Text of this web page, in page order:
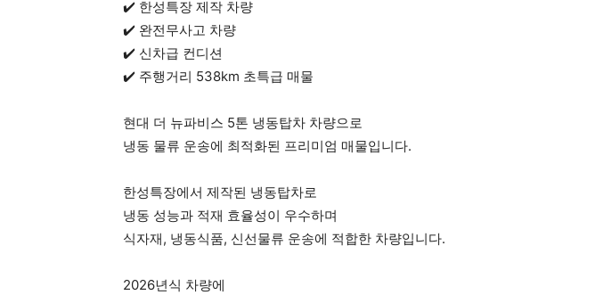
✔️ 한성특장 제작 차량
✔️ 완전무사고 차량
✔️ 신차급 컨디션
✔️ 주행거리 538km 초특급 매물
현대 더 뉴파비스 5톤 냉동탑차 차량으로
냉동 물류 운송에 최적화된 프리미엄 매물입니다.
한성특장에서 제작된 냉동탑차로
냉동 성능과 적재 효율성이 우수하며
식자재, 냉동식품, 신선물류 운송에 적합한 차량입니다.
2026년식 차량에